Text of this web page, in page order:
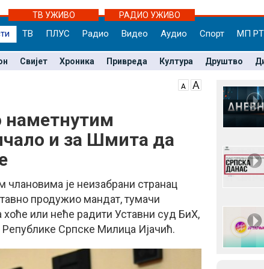
ТВ УЖИВО
РАДИО УЖИВО
ТВ ПЛУС Радио Видео Аудио Спорт МП
Свијет Хроника Привреда Култура Друштво
наметнутим
и за Шмита да
је неизабрани странац
продужио мандат, тумачи
или неће радити Уставни суд БиХ,
Српске Милица Ијачић.